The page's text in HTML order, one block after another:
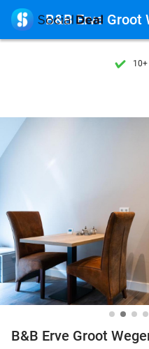
7 dagen
 B&B Erve Groot
B&B Erve Groot